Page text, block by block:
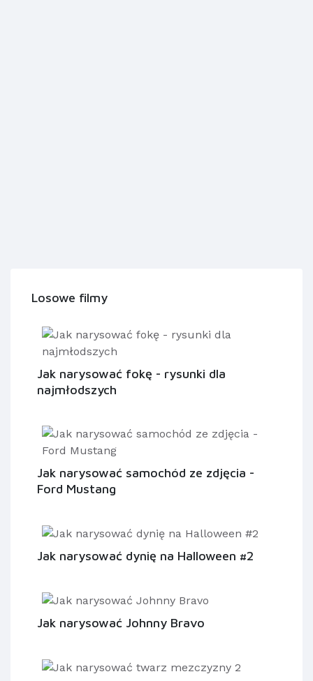
Losowe filmy
Jak narysować fokę - rysunki dla
najmłodszych
Jak narysować samochód ze zdjęcia -
Ford Mustang
Jak narysować dynię na Halloween #2
Jak narysować Johnny Bravo